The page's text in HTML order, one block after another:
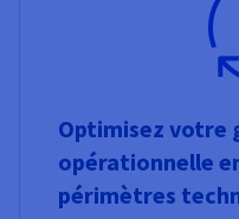
Optimisez votre
opérationnelle
périmètres